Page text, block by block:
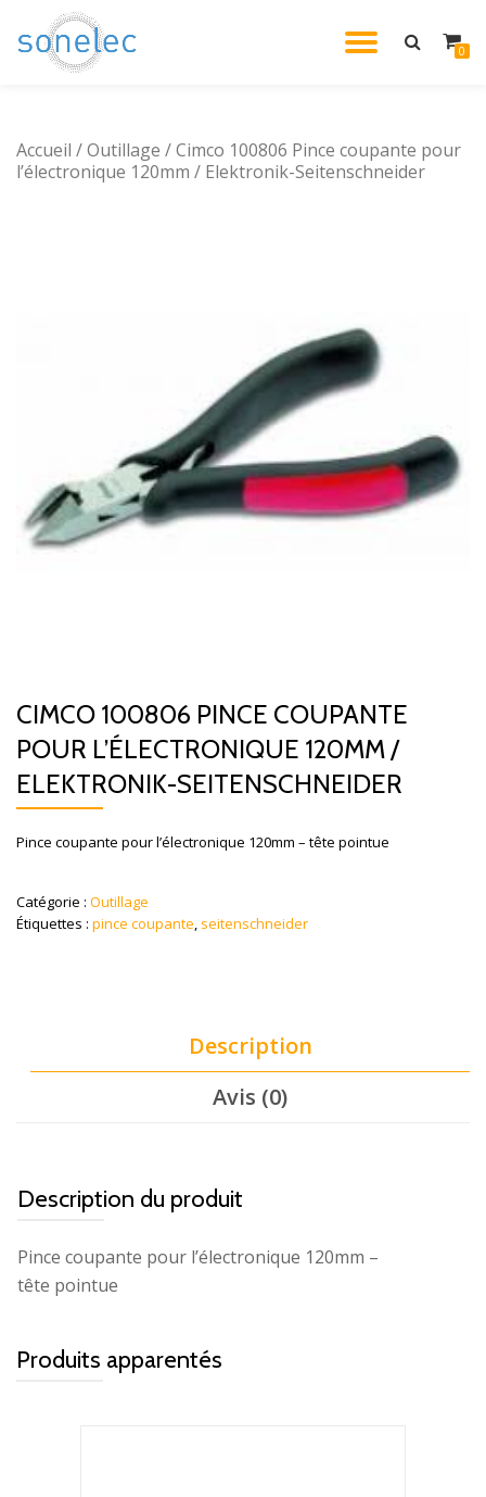
Aller
0
Accueil /Outillage / Cimco 100806 Pince coupante pour
l’électronique 120mm / Elektronik-Seitenschneider
CIMCO 100806 PINCE COUPANTE
POUR L’ÉLECTRONIQUE 120MM /
ELEKTRONIK-SEITENSCHNEIDER
Pince coupante pour l’électronique 120mm – tête pointue
Catégorie : Outillage
Étiquettes : pince coupante, seitenschneider
Description
Avis (0)
Description du produit
Pince coupante pour l’électronique 120mm –
tête pointue
Produits apparentés